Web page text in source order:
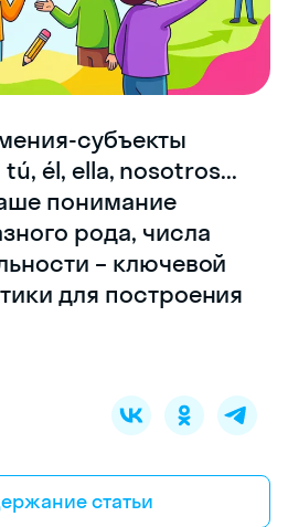
субъекты
él, ella, nosotros...
понимание
рода, числа
– ключевой
для построения
статьи